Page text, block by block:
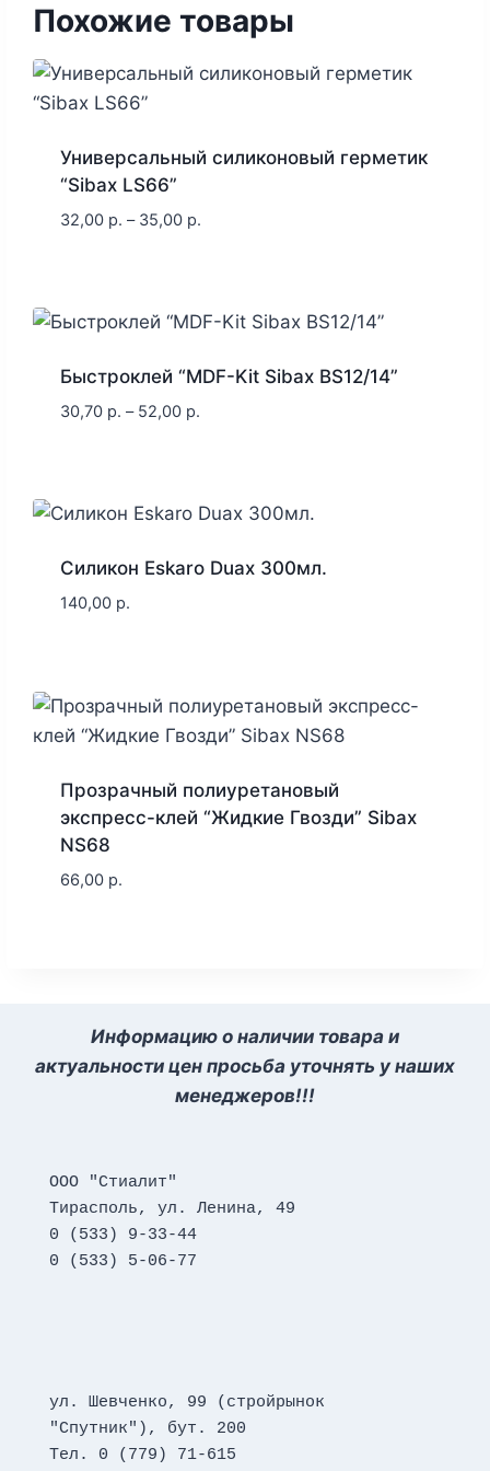
Похожие товары
Универсальный силиконовый герметик
“Sibax LS66”
32,00 р. – 35,00 р.
Быстроклей “MDF-Kit Sibax BS12/14”
30,70 р. – 52,00 р.
Силикон Eskaro Duax 300мл.
140,00 р.
Прозрачный полиуретановый
экспресс-клей “Жидкие Гвозди” Sibax
NS68
66,00 р.
Информацию о наличии товара и
актуальности цен просьба уточнять у наших
менеджеров!!!
ООО "Стиалит"
Тирасполь, ул. Ленина, 49
0 (533) 9-33-44
0 (533) 5-06-77
ул. Шевченко, 99 (стройрынок
"Спутник"), бут. 200
Тел. 0 (779) 71-615